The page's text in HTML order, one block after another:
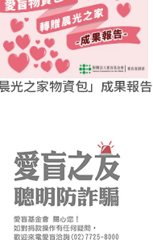
光之家物資包」成果報告